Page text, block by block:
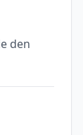
den